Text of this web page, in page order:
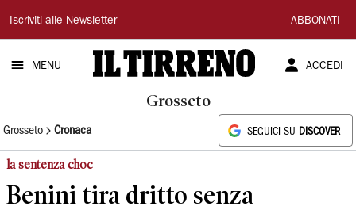
Il
Tirreno
Iscriviti alle Newsletter ABBONATI
MENU ACCEDI
Grosseto
Grosseto Cronaca SEGUICI SU DISCOVER
la sentenza choc
Benini tira dritto senza